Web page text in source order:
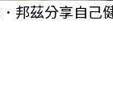
邦茲分享自己